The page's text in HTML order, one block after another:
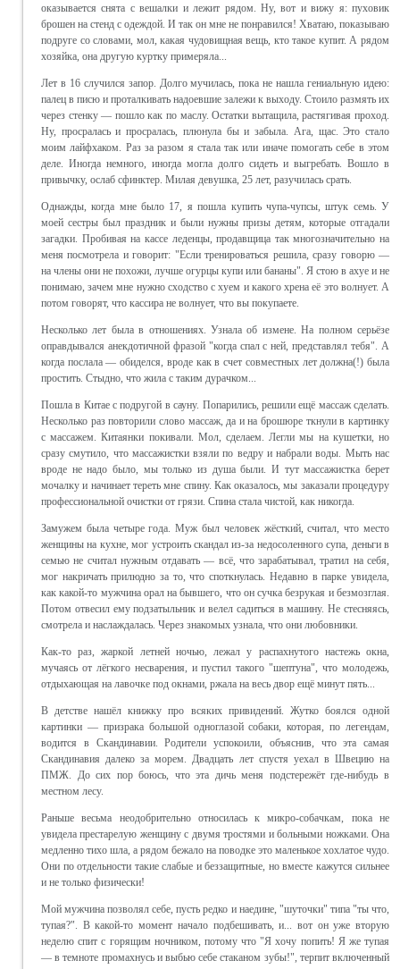
оказывается снята с вешалки и лежит рядом. Ну, вот и вижу я: пуховик
брошен на стенд с одеждой. И так он мне не понравился! Хватаю, показываю
подруге со словами, мол, какая чудовищная вещь, кто такое купит. А рядом
хозяйка, она другую куртку примеряла...
Лет в 16 случился запор. Долго мучилась, пока не нашла гениальную идею:
палец в писю и проталкивать надоевшие залежи к выходу. Стоило размять их
через стенку — пошло как по маслу. Остатки вытащила, растягивая проход.
Ну, просралась и просралась, плюнула бы и забыла. Ага, щас. Это стало
моим лайфхаком. Раз за разом я стала так или иначе помогать себе в этом
деле. Иногда немного, иногда могла долго сидеть и выгребать. Вошло в
привычку, ослаб сфинктер. Милая девушка, 25 лет, разучилась срать.
Однажды, когда мне было 17, я пошла купить чупа-чупсы, штук семь. У
моей сестры был праздник и были нужны призы детям, которые отгадали
загадки. Пробивая на кассе леденцы, продавщица так многозначительно на
меня посмотрела и говорит: "Если тренироваться решила, сразу говорю —
на члены они не похожи, лучше огурцы купи или бананы". Я стою в ахуе и не
понимаю, зачем мне нужно сходство с хуем и какого хрена её это волнует. А
потом говорят, что кассира не волнует, что вы покупаете.
Несколько лет была в отношениях. Узнала об измене. На полном серьёзе
оправдывался анекдотичной фразой "когда спал с ней, представлял тебя". А
когда послала — обиделся, вроде как в счет совместных лет должна(!) была
простить. Стыдно, что жила с таким дурачком...
Пошла в Китае с подругой в сауну. Попарились, решили ещё массаж сделать.
Несколько раз повторили слово массаж, да и на брошюре ткнули в картинку
с массажем. Китаянки покивали. Мол, сделаем. Легли мы на кушетки, но
сразу смутило, что массажистки взяли по ведру и набрали воды. Мыть нас
вроде не надо было, мы только из душа были. И тут массажистка берет
мочалку и начинает тереть мне спину. Как оказалось, мы заказали процедуру
профессиональной очистки от грязи. Спина стала чистой, как никогда.
Замужем была четыре года. Муж был человек жёсткий, считал, что место
женщины на кухне, мог устроить скандал из-за недосоленного супа, деньги в
семью не считал нужным отдавать — всё, что зарабатывал, тратил на себя,
мог накричать прилюдно за то, что споткнулась. Недавно в парке увидела,
как какой-то мужчина орал на бывшего, что он сучка безрукая и безмозглая.
Потом отвесил ему подзатыльник и велел садиться в машину. Не стесняясь,
смотрела и наслаждалась. Через знакомых узнала, что они любовники.
Как-то раз, жаркой летней ночью, лежал у распахнутого настежь окна,
мучаясь от лёгкого несварения, и пустил такого "шептуна", что молодежь,
отдыхающая на лавочке под окнами, ржала на весь двор ещё минут пять...
В детстве нашёл книжку про всяких привидений. Жутко боялся одной
картинки — призрака большой одноглазой собаки, которая, по легендам,
водится в Скандинавии. Родители успокоили, объяснив, что эта самая
Скандинавия далеко за морем. Двадцать лет спустя уехал в Швецию на
ПМЖ. До сих пор боюсь, что эта дичь меня подстережёт где-нибудь в
местном лесу.
Раньше весьма неодобрительно относилась к микро-собачкам, пока не
увидела престарелую женщину с двумя тростями и больными ножками. Она
медленно тихо шла, а рядом бежало на поводке это маленькое хохлатое чудо.
Они по отдельности такие слабые и беззащитные, но вместе кажутся сильнее
и не только физически!
Мой мужчина позволял себе, пусть редко и наедине, "шуточки" типа "ты что,
тупая?". В какой-то момент начало подбешивать, и... вот он уже вторую
неделю спит с горящим ночником, потому что "Я хочу попить! Я же тупая
— в темноте промахнусь и выбью себе стаканом зубы!", терпит включенный